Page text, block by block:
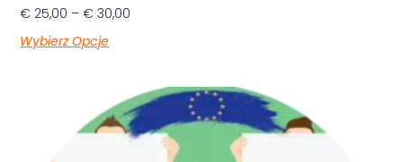
€ 25,00 – € 30,00
Wybierz Opcje